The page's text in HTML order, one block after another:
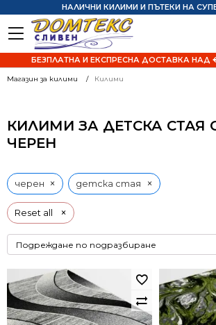
НАЛИЧНИ КИЛИМИ И ПЪТЕКИ НА
БЕЗПЛАТНА И ЕКСПРЕСНА ДОСТАВКА НАД
Магазин за килими Килими
КИЛИМИ ЗА ДЕТСКА СТАЯ
ЧЕРЕН
Reset all ×
черен × детска стая ×